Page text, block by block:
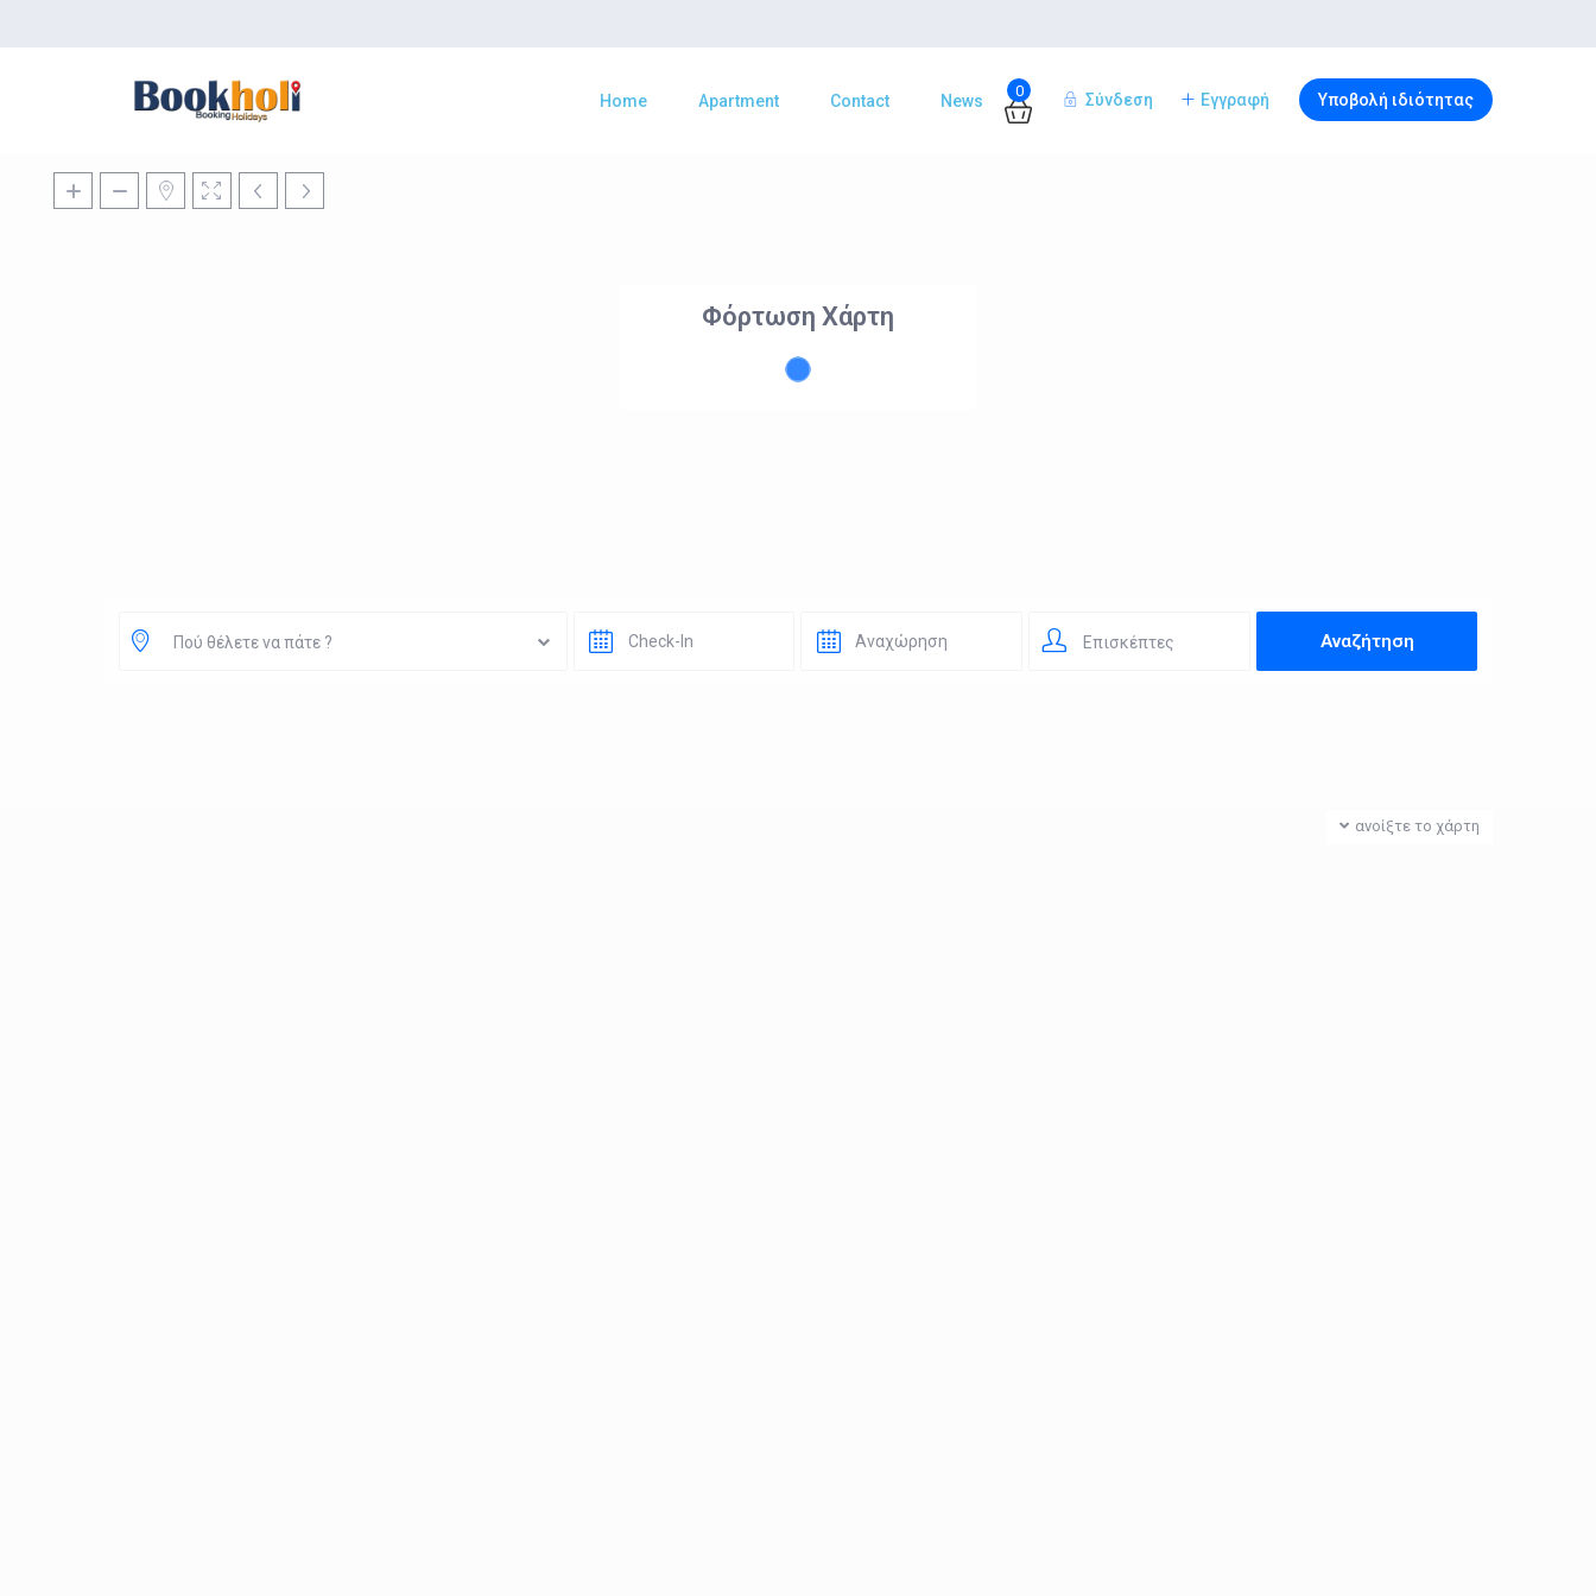
0 Σύνδεση Εγγραφή Υποβολή ιδιότητας
Home Apartment Contact News
Φόρτωση Χάρτη
ανοίξτε το χάρτη
Πού θέλετε να πάτε ? Επισκέπτες